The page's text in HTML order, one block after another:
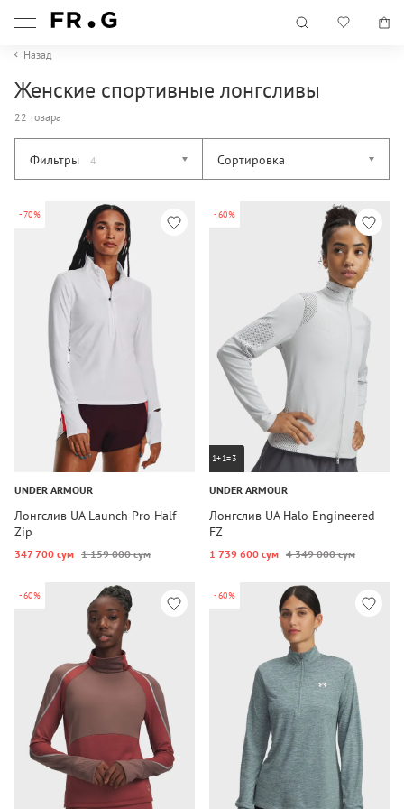
Назад
Женские спортивные лонгсливы
22 товара
Фильтры 4 Сортировка
-70%
UNDER ARMOUR
Лонгслив UA Launch Pro Half
Zip
347 700 сум 1 159 000 сум
-60%
1+1=3
UNDER ARMOUR
Лонгслив UA Halo Engineered
FZ
1 739 600 сум 4 349 000 сум
-60% -60%